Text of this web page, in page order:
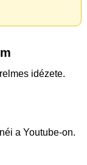
idézete.
a Youtube-on.